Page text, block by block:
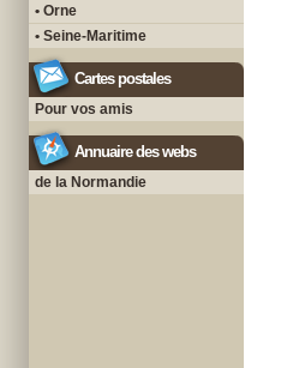
• Orne
• Seine-Maritime
Cartes postales
Pour vos amis
Annuaire des webs
de la Normandie